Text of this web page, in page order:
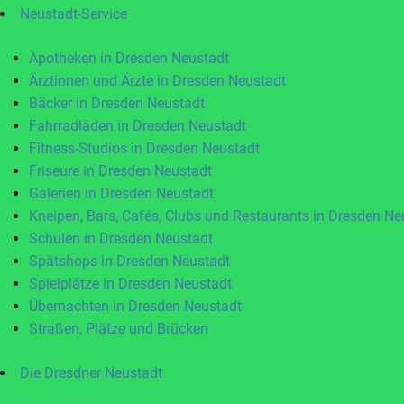
Neustadt-Service
Apotheken in Dresden Neustadt
Ärztinnen und Ärzte in Dresden Neustadt
Bäcker in Dresden Neustadt
Fahrradläden in Dresden Neustadt
Fitness-Studios in Dresden Neustadt
Friseure in Dresden Neustadt
Galerien in Dresden Neustadt
Kneipen, Bars, Cafés, Clubs und Restaurants in Dresden
Schulen in Dresden Neustadt
Spätshops in Dresden Neustadt
Spielplätze in Dresden Neustadt
Übernachten in Dresden Neustadt
Straßen, Plätze und Brücken
Die Dresdner Neustadt